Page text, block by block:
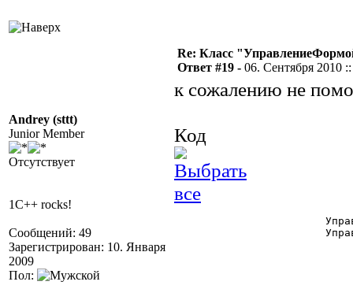
Andrey (sttt)
Junior Member
Отсутствует
1C++ rocks!
Сообщений: 49
Зарегистрирован: 10. Января
2009
Пол:
Re: Класс
Ответ #19 - 06. Сентября 2010
к сожалению не
Код